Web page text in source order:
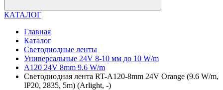
КАТАЛОГ
Главная
Каталог
Светодиодные ленты
Универсальные 24V 8-10 мм до 10 W/m
A120 24V 8mm 9.6 W/m
Светодиодная лента RT-A120-8mm 24V Orange (9.6 W/m,
IP20, 2835, 5m) (Arlight, -)